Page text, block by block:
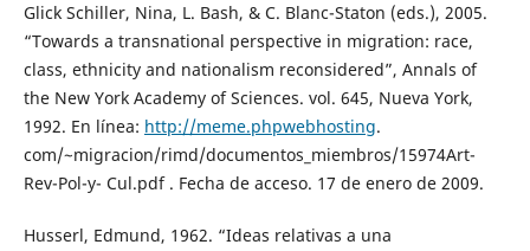
Glick Schiller, Nina, L. Bash, & C. Blanc-Staton (eds.), 2005.
“Towards a transnational perspective in migration: race,
class, ethnicity and nationalism reconsidered”, Annals of
the New York Academy of Sciences. vol. 645, Nueva York,
1992. En línea: http://meme.phpwebhosting.
com/~migracion/rimd/documentos_miembros/15974Art-
Rev-Pol-y- Cul.pdf . Fecha de acceso. 17 de enero de 2009.
Husserl, Edmund, 1962. “Ideas relativas a una